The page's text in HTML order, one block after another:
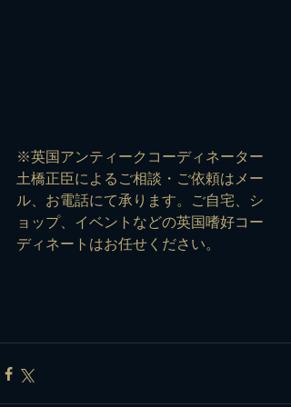
※英国アンティークコーディネーター
土橋正臣によるご相談・ご依頼は メー
ル 、お電話にて承ります。ご自宅、シ
ョップ、イベントなどの英国嗜好コー
ディネートはお任せください。